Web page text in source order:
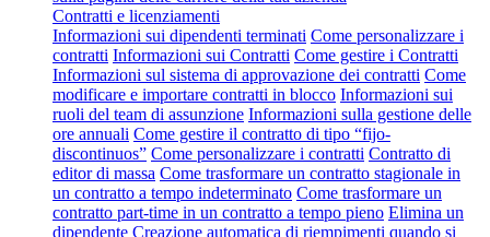
Contratti e licenziamenti
Informazioni sui dipendenti terminati Come personalizzare i
contratti Informazioni sui Contratti Come gestire i Contratti
Informazioni sul sistema di approvazione dei contratti Come
modificare e importare contratti in blocco Informazioni sui
ruoli del team di assunzione Informazioni sulla gestione delle
ore annuali Come gestire il contratto di tipo “fijo-
discontinuos” Come personalizzare i contratti Contratto di
editor di massa Come trasformare un contratto stagionale in
un contratto a tempo indeterminato Come trasformare un
contratto part-time in un contratto a tempo pieno Elimina un
dipendente Creazione automatica di riempimenti quando si